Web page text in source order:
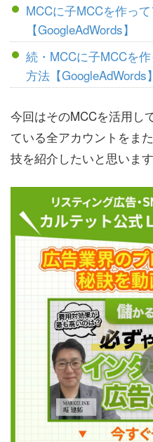
MCCに子MCCを作っ
【GoogleAdWords】
続・MCCに子MCCを
方法【GoogleAdWords】
今回はそのMCCを活用し
ている全アカウントをま
技を紹介したいと思います